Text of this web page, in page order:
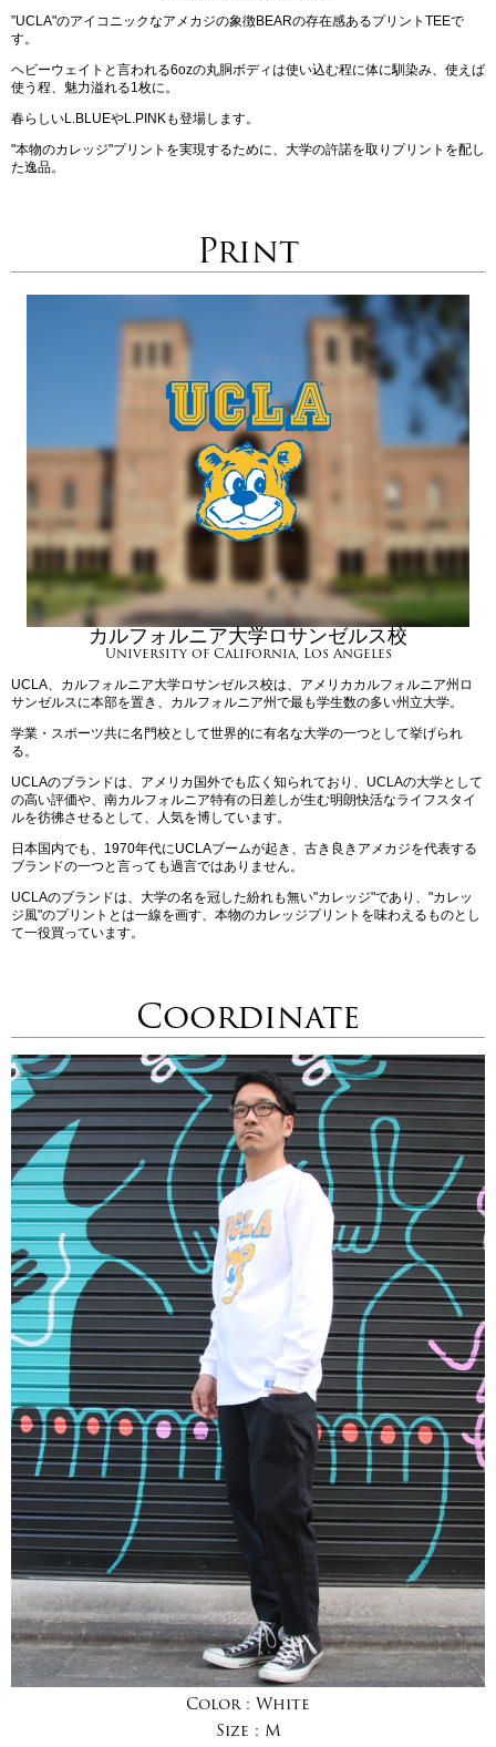
”UCLA"のアイコニックなアメカジの象徴BEARの存在感あるプリントTEEで
す。
ヘビーウェイトと言われる6ozの丸胴ボディは使い込む程に体に馴染み、使えば
使う程、魅力溢れる1枚に。
春らしいL.BLUEやL.PINKも登場します。
"本物のカレッジ"プリントを実現するために、大学の許諾を取りプリントを配し
た逸品。
Print
カルフォルニア大学ロサンゼルス校
University of California, Los Angeles
UCLA、カルフォルニア大学ロサンゼルス校は、アメリカカルフォルニア州ロ
サンゼルスに本部を置き、カルフォルニア州で最も学生数の多い州立大学。
学業・スポーツ共に名門校として世界的に有名な大学の一つとして挙げられ
る。
UCLAのブランドは、アメリカ国外でも広く知られており、UCLAの大学として
の高い評価や、南カルフォルニア特有の日差しが生む明朗快活なライフスタイ
ルを彷彿させるとして、人気を博しています。
日本国内でも、1970年代にUCLAブームが起き、古き良きアメカジを代表する
ブランドの一つと言っても過言ではありません。
UCLAのブランドは、大学の名を冠した紛れも無い"カレッジ"であり、"カレッ
ジ風"のプリントとは一線を画す、本物のカレッジプリントを味わえるものとし
て一役買っています。
Coordinate
Color : White
Size : M